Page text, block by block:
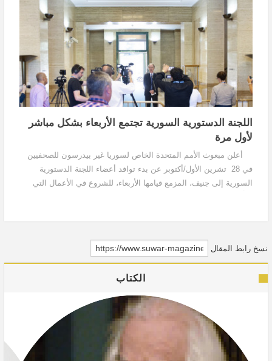
اللجنة الدستورية السورية تجتمع الأربعاء بشكل مباشر
لأول مرة
أعلن مبعوث الأمم المتحدة الخاص لسوريا غير بيدرسون للصحفيين
في 28 تشرين الأول/أكتوبر عن بدء توافد أعضاء اللجنة الدستورية
السورية إلى جنيف، المزمع قيامها الأربعاء، للشروع في الأعمال التي
نسخ رابط المقال
الكتاب